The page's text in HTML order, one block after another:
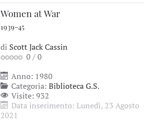
Women at War
1939-45
di Scott Jack Cassin
0 /0
Anno: 1980
Categoria: Biblioteca G.S.
Visite: 932
Data inserimento: Lunedì, 23 Agosto
2021